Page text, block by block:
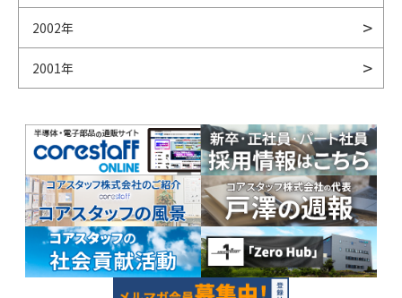
2002年
2001年